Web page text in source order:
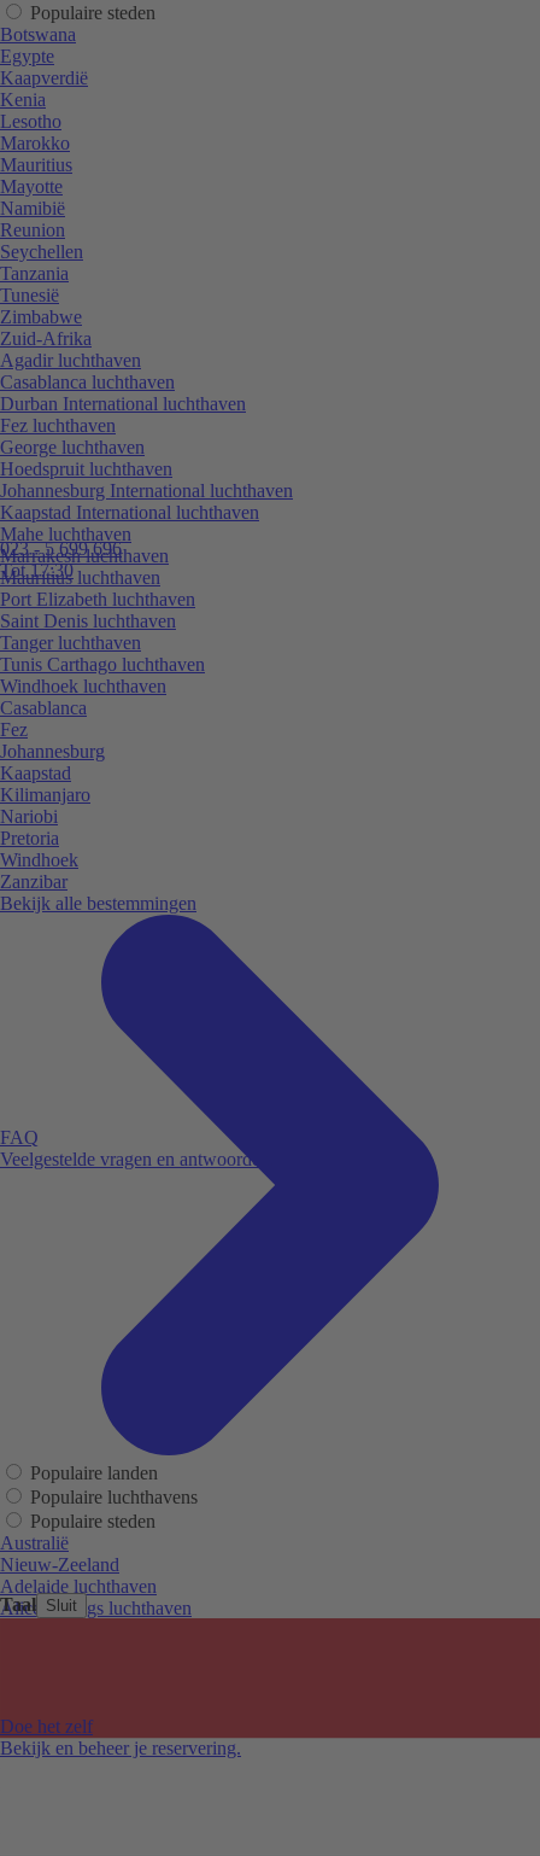
Taal Sluit
023 - 5 699 696
Tot 17:30
FAQ
Veelgestelde vragen en antwoorden.
Doe het zelf
Bekijk en beheer je reservering.
Populaire steden
Botswana
Egypte
Kaapverdië
Kenia
Lesotho
Marokko
Mauritius
Mayotte
Namibië
Reunion
Seychellen
Tanzania
Tunesië
Zimbabwe
Zuid-Afrika
Agadir luchthaven
Casablanca luchthaven
Durban International luchthaven
Fez luchthaven
George luchthaven
Hoedspruit luchthaven
Johannesburg International luchthaven
Kaapstad International luchthaven
Mahe luchthaven
Marrakesh luchthaven
Mauritius luchthaven
Port Elizabeth luchthaven
Saint Denis luchthaven
Tanger luchthaven
Tunis Carthago luchthaven
Windhoek luchthaven
Casablanca
Fez
Johannesburg
Kaapstad
Kilimanjaro
Nariobi
Pretoria
Windhoek
Zanzibar
Bekijk alle bestemmingen
Populaire landen
Populaire luchthavens
Populaire steden
Australië
Nieuw-Zeeland
Adelaide luchthaven
Alice Springs luchthaven
Melbourne Tullamarine luchthaven
Perth luchthaven
Sydney luchthaven